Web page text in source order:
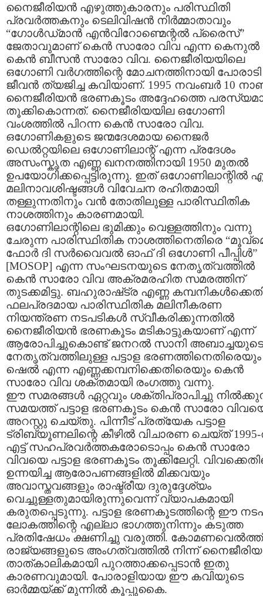
നൈജീരിയന്‍ എഴുത്തുകാരനും പരിസ്ഥിതി
പ്രവര്‍ത്തകനും ടെലിവിഷന്‍ നിര്‍മ്മാതാവും
“ഗോള്‍ഡ്‌മാന്‍ എന്‍‌വിറോണ്മെന്റല്‍ പ്രൈസ്”
ജേതാവുമാണ്‌ കെന്‍ സാരോ വിവ എന്ന കെനുല്‍
കെന്‍ ബീസന്‍ സാരോ വിവ. നൈജീരിയയിലെ
ഒഗോണി വര്‍ഗത്തിന്റെ മോചനത്തിനായി പോരാടി
ജീവന്‍ ത്യജിച്ച കവിയാണ്. 1995 നവംബര്‍ 10
നൈജീരിയന്‍ ഭരണകൂടം അദ്ദേഹത്തെ
തൂക്കികൊന്നത്. നൈജീരിയയില ഒഗോണി
വംശത്തില്‍ പിറന്ന കെന്‍ സാരോ വിവ.
ഒഗോണികളുടെ ജന്മദേശമായ നൈജര്‍
ഡെല്‍റ്റയിലെ ഒഗോണിലാന്റ് എന്ന പ്രദേശം
അസംസ്കൃത എണ്ണ ഖനനത്തിനായി 1950 മുതല്‍
ഉപയോഗിക്കപ്പെട്ടിരുന്നു. ഇത് ഒഗോണിലാന്റില്‍
മലിനാവശിഷ്ടങ്ങള്‍ വിവേചന രഹിതമായി
തള്ളുന്നതിനും വന്‍ തോതിലുള്ള പാരിസ്ഥിതിക
നാശത്തിനും കാരണമായി.
ഒഗോണിലാന്റിലെ ഭുമിക്കും വെള്ളത്തിനും വന്നു
ചേരുന്ന പാരിസ്ഥിതിക നാശത്തിനെതിരെ
ഫോര്‍ ദി സര്‍‌വൈവല്‍ ഓഫ് ദി ഒഗോണി പീപ്പിള്‍”
[MOSOP] എന്ന സംഘടനയുടെ നേതൃത്വത്തില്‍
കെന്‍ സാരോ വിവ അക്രമരഹിത സമരത്തിന്‌
തുടക്കമിട്ടു. ബഹുരാഷ്‌ട്ര എണ്ണ
ഫലപ്രദമായ പാരിസ്ഥിതിക മലിനീകരണ
നിയന്ത്രണ നടപടികള്‍ സ്വീകരിക്കുന്നതില്‍
നൈജീരിയന്‍ ഭരണകൂടം മടികാട്ടുകയാണ്‌ എന്ന്
ആരോപിച്ചുകൊണ്ട് ജനറല്‍ സാനി അബാച്ചയുടെ
നേതൃത്വത്തിലുള്ള പട്ടാള ഭരണത്തിനെതിരെയും
ഷെല്‍ എന്ന എണ്ണക്കമ്പനിക്കെതിരെയും കെന്‍
സാരോ വിവ ശക്തമായി രംഗത്തു വന്നു.
ഈ സമരങ്ങള്‍ ഏറ്റവും ശക്തിപ്രാപിച്ചു
സമയത്ത് പട്ടാള ഭരണകൂടം കെന്‍ സാരോ
അറസ്റ്റു ചെയ്തു. പിന്നീട് പ്രത്യേക പട്ടാള
ട്രിബ്യൂണലിന്റെ കീഴില്‍ വിചാരണ ചെയ്ത്
എട്ട് സഹപ്രവര്‍ത്തകരോടൊപ്പം കെന്‍ സാരോ
വിവയെ പട്ടാള ഭരണകൂടം തൂക്കിലേറ്റി.
ഉന്നയിച്ച ആരോപണങ്ങളില്‍ മിക്കവയും
അവാസ്തവങ്ങളും രാഷ്ട്രീയ ദുരുദ്ദേശ്യം
വെച്ചുള്ളതുമായിരുന്നുവെന്ന് വ്യാപകമായി
കരുതപ്പെടുന്നു. പട്ടാള ഭരണകൂടത്തിന്റെ ഈ
ലോകത്തിന്റെ എല്ലാ ഭാഗത്തുനിന്നും കടുത്ത
പ്രതിഷേധം ക്ഷണിച്ചു വരുത്തി. കോമണ‌വെല്‍ത്ത്
രാജ്യങ്ങളുടെ അംഗത്വത്തില്‍ നിന്ന് നൈജീരിയ
താത്കാലികമായി പുറത്താക്കപ്പെടാന്‍ ഇതു
കാരണവുമായി. പോരാളിയായ ഈ കവിയുടെ
ഓര്‍മ്മയ്ക്ക്‌ മുന്നില്‍ കൂപ്പുകൈ.